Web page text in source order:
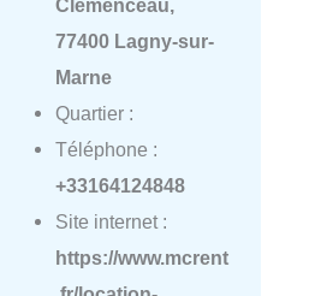
77400 Lagny-sur-
Marne
Quartier :
Téléphone :
+33164124848
Site internet :
https://www.mcrent